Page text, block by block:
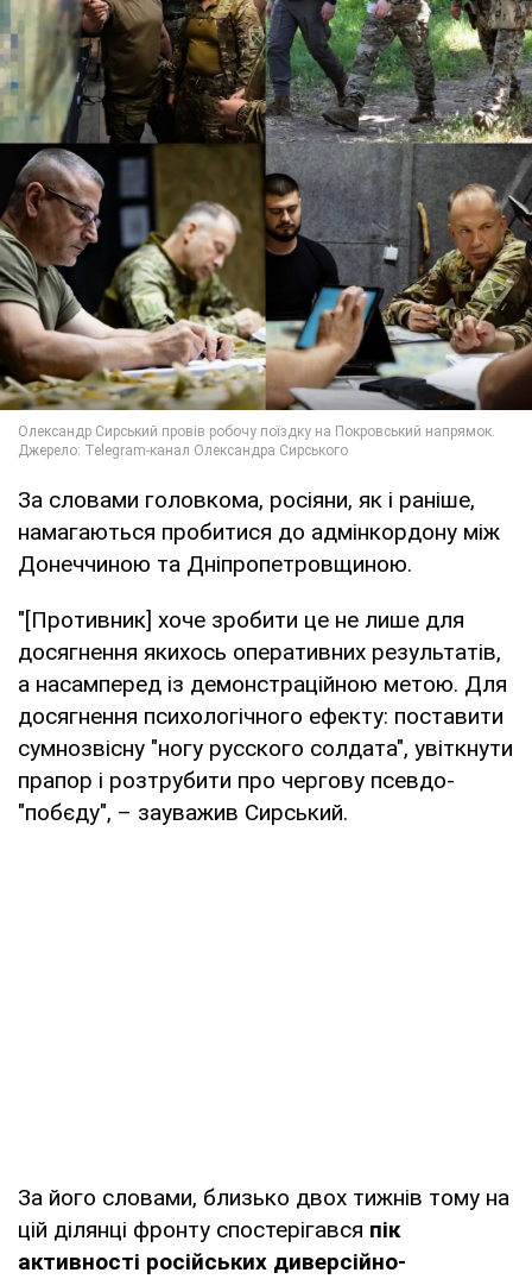
За словами головкома, росіяни, як і раніше,
намагаються пробитися до адмінкордону між
Донеччиною та Дніпропетровщиною.
"[Противник] хоче зробити це не лише для
досягнення якихось оперативних результатів,
а насамперед із демонстраційною метою. Для
досягнення психологічного ефекту: поставити
сумнозвісну "ногу русского солдата", увіткнути
прапор і розтрубити про чергову псевдо-
"побєду", – зауважив Сирський.
За його словами, близько двох тижнів тому на
цій ділянці фронту спостерігався пік
активності російських диверсійно-